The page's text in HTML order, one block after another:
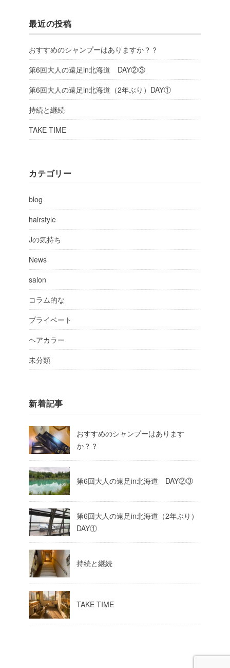
最近の投稿
おすすめのシャンプーはありますか？？
第6回大人の遠足in北海道 DAY②③
第6回大人の遠足in北海道（2年ぶり）DAY①
持続と継続
TAKE TIME
カテゴリー
blog
hairstyle
Jの気持ち
News
salon
コラム的な
プライベート
ヘアカラー
未分類
新着記事
おすすめのシャンプーはあります
か？？
第6回大人の遠足in北海道 DAY②③
第6回大人の遠足in北海道（2年ぶり）
DAY①
持続と継続
TAKE TIME